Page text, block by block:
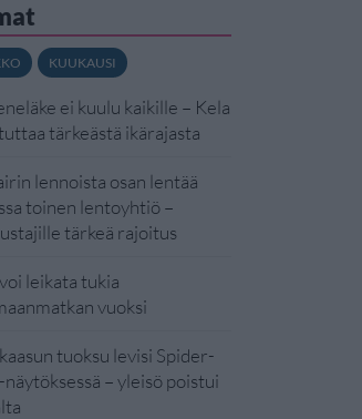
KUUKAUSI
ei kuulu kaikille – Kela
tärkeästä ikärajasta
lennoista osan lentää
toinen lentoyhtiö –
tärkeä rajoitus
leikata tukia
vuoksi
tuoksu levisi Spider-
näytöksessä – yleisö poistui